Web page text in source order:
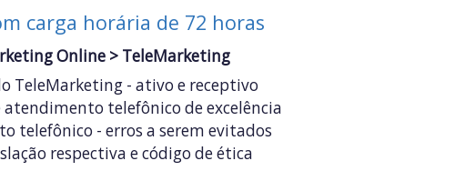
carga horária de 72 horas
Online > TeleMarketing
TeleMarketing - ativo e receptivo
atendimento telefônico de excelência
telefônico - erros a serem evitados
respectiva e código de ética